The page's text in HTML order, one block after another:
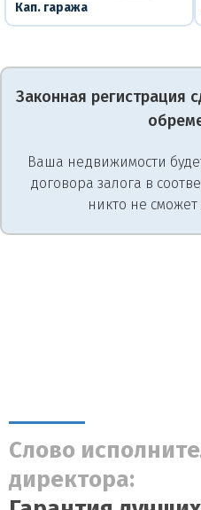
Кап. гаража
Законная регистрация
Ваша недвижимости
договора залога в
никто не сможет
Слово
директора: